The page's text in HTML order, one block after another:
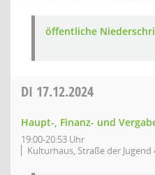
öffentliche
DI 17.12.2024
Haupt-, Finanz- und
19:00-20:53 Uhr
Kulturhaus, Straße der